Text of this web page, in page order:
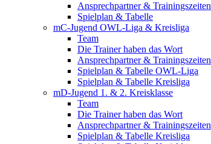
Ansprechpartner & Trainingszeiten
Spielplan & Tabelle
mC-Jugend OWL-Liga & Kreisliga
Team
Die Trainer haben das Wort
Ansprechpartner & Trainingszeiten
Spielplan & Tabelle OWL-Liga
Spielplan & Tabelle Kreisliga
mD-Jugend 1. & 2. Kreisklasse
Team
Die Trainer haben das Wort
Ansprechpartner & Trainingszeiten
Spielplan & Tabelle Kreisliga